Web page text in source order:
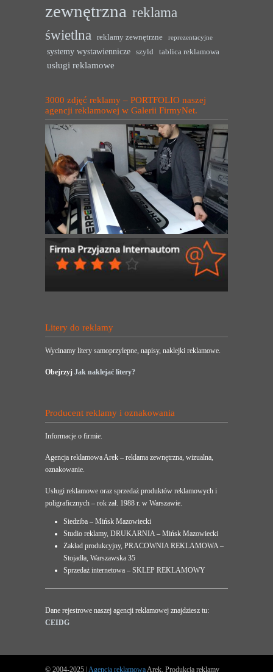
zewnętrzna reklama
świetlna
reklamy zewnętrzne reprezentacyjne
systemy wystawiennicze szyld tablica reklamowa
usługi reklamowe
3000 zdjęć reklamy – PORTFOLIO naszej
agencji reklamowej w Galerii FirmyNet.
Litery do reklamy
Wycinamy litery samoprzylepne, napisy, naklejki reklamowe.
Obejrzyj Jak naklejać litery?
Producent reklamy i oznakowania
Informacje o firmie.
Agencja reklamowa Arek – reklama zewnętrzna, wizualna,
oznakowanie.
Usługi reklamowe oraz sprzedaż produktów reklamowych i
poligraficznych – rok zał. 1988 r. w Warszawie.
Siedziba – Mińsk Mazowiecki
Studio reklamy, DRUKARNIA – Mińsk Mazowiecki
Zakład produkcyjny, PRACOWNIA REKLAMOWA –
Stojadła, Warszawska 35
Sprzedaż internetowa – SKLEP REKLAMOWY
Dane rejestrowe naszej agencji reklamowej znajdziesz tu:
CEIDG
© 2004-2025 | Agencja reklamowa Arek. Produkcja reklamy